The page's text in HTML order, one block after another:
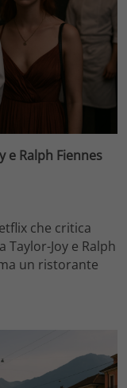
e Ralph Fiennes
che critica
Taylor-Joy e Ralph
un ristorante